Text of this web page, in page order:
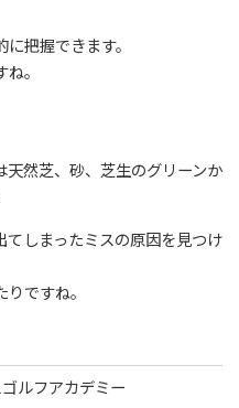
把握できます。
。
天然芝、砂、芝生のグリーンか
てしまったミスの原因を見つけ
ですね。
ルフアカデミー